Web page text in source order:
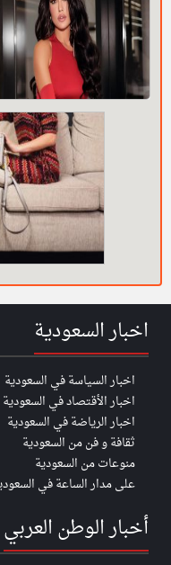
اخبار السعودية
اخبار السياسة في السعودية
اخبار الأقتصاد في السعودية
اخبار الرياضة في السعودية
ثقافة و فن من السعودية
منوعات من السعودية
على مدار الساعة في
أخبار الوطن العربي